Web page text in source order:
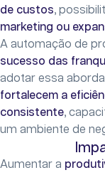
de custos,
marketing ou
A automação de
sucesso das
adotar essa
fortalecem a
consistente,
um ambiente de
Aumentar a